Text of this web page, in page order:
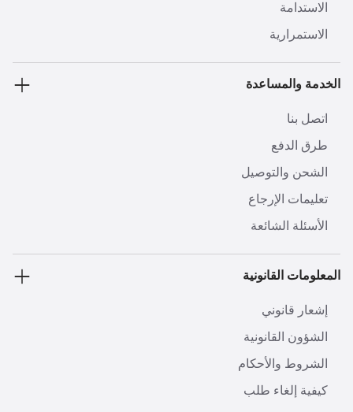
الاستدامة
الاستمرارية
الخدمة والمساعدة
اتصل بنا
طرق الدفع
الشحن والتوصيل
تعليمات الإرجاع
الأسئلة الشائعة
المعلومات القانونية
إشعار قانوني
الشؤون القانونية
الشروط والأحكام
كيفية إلغاء طلب